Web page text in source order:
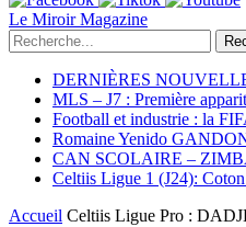
Le Miroir Magazine
DERNIÈRES
MLS – J7 : Première
Football et industrie : la
Romaine Yenido
CAN SCOLAIRE –
Celtiis Ligue 1 (J24): Coton
Accueil Celtiis Ligue Pro :